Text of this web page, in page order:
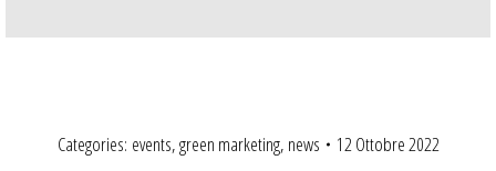
Categories: events,green marketing, news 12 Ottobre 2022